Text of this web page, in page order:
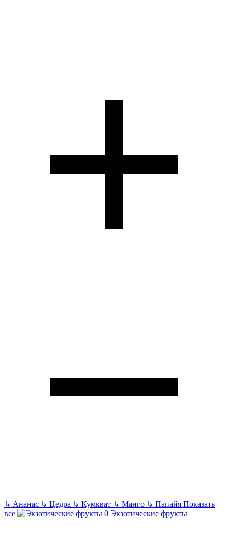
↳ Ананас ↳ Цедра ↳ Кумкват ↳ Манго ↳ Папайя Показать
все
Экзотические фрукты